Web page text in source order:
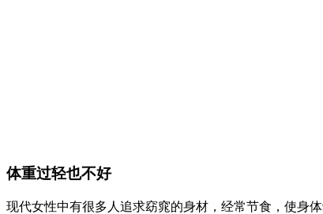
体重过轻也不好
现代女性中有很多人追求窈窕的身材，经常节食，使身